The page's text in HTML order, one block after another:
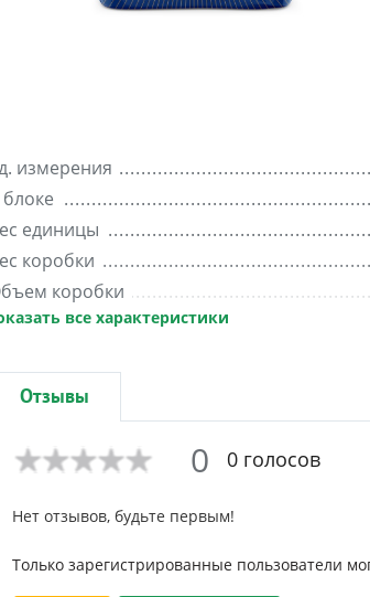
измерения
единицы
коробки
коробки
блокавсе характеристики
Отзывы
0 0 голосов
Нет отзывов, будьте первым!
Только зарегистрированные пользователи